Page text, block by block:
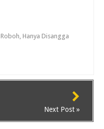
Hanya Disangga
Next Post »